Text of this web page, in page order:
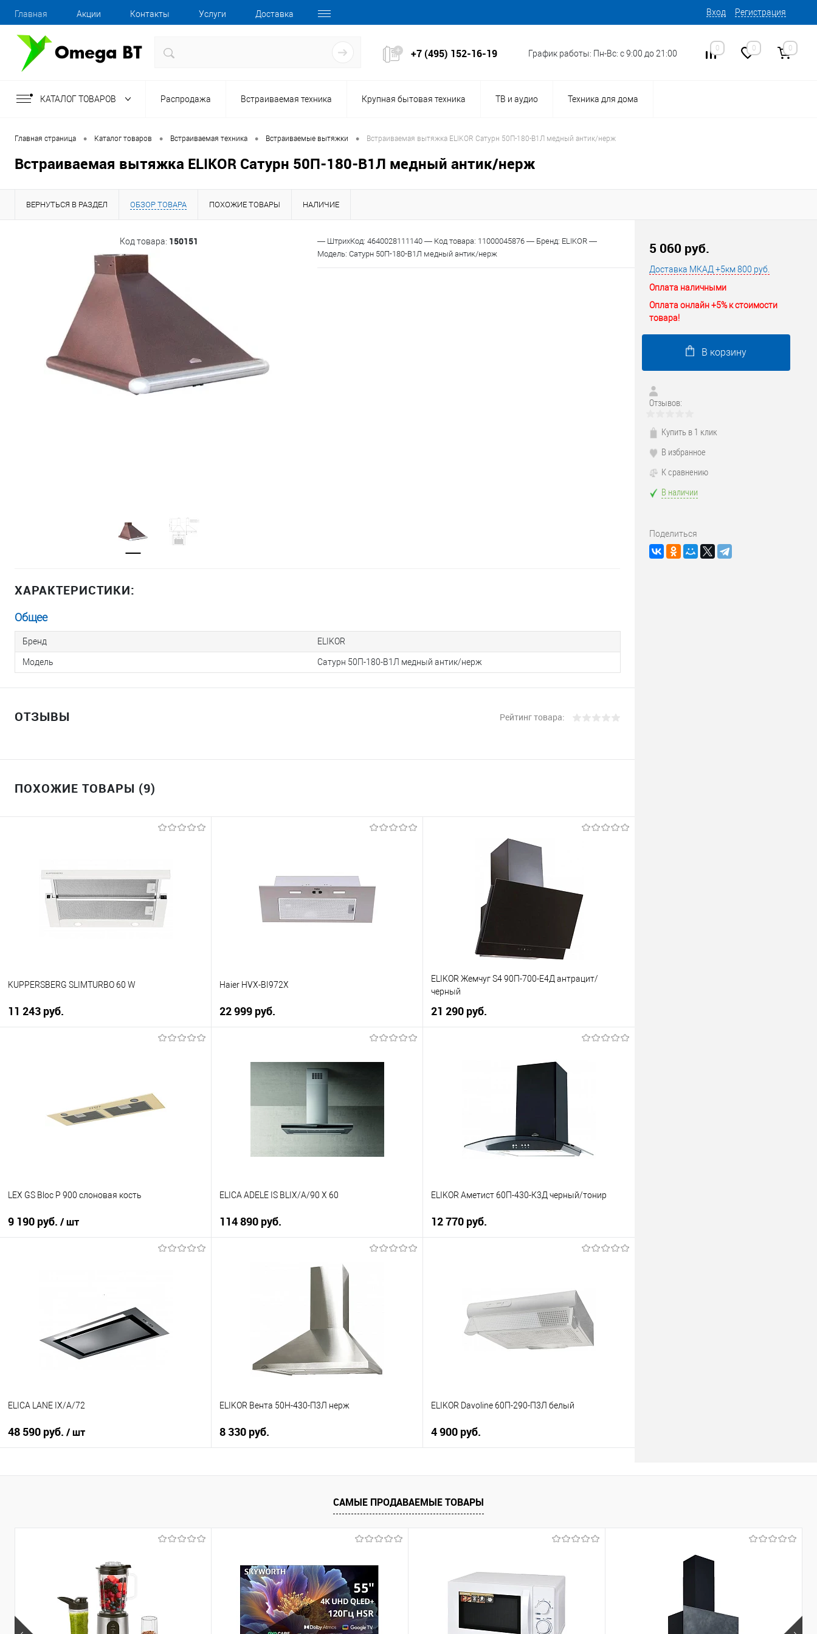
Главная Акции Контакты Услуги Доставка Вход Регистрация
+7 (495) 152-16-19 График работы: Пн-Вс: с 9:00 до 21:00
0 0 0
КАТАЛОГ ТОВАРОВ Распродажа Встраиваемая техника Крупная бытовая техника ТВ и аудио Техника для дома
Главная страница • Каталог товаров • Встраиваемая техника • Встраиваемые вытяжки • Встраиваемая вытяжка ELIKOR Сатурн 50П-180-В1Л медный антик/нерж
Встраиваемая вытяжка ELIKOR Сатурн 50П-180-В1Л медный антик/нерж
ВЕРНУТЬСЯ В РАЗДЕЛ ОБЗОР ТОВАРА ПОХОЖИЕ ТОВАРЫ НАЛИЧИЕ
Код товара: 150151 Код товара:150151
— ШтрихКод: 4640028111140 — Код товара: 11000045876 — Бренд: ELIKOR —
Модель: Сатурн 50П-180-В1Л медный антик/нерж
ХАРАКТЕРИСТИКИ:
Общее
Бренд ELIKOR
Модель Сатурн 50П-180-В1Л медный антик/нерж
ОТЗЫВЫ Рейтинг товара:
ПОХОЖИЕ ТОВАРЫ (9)
KUPPERSBERG SLIMTURBO 60 W
11 243 руб.
В избранное
В наличии
Haier HVX-BI972X
22 999 руб.
Купить в 1 клик
ELIKOR Жемчуг S4 90П-700-Е4Д антрацит/
черный
21 290 руб.
LEX GS Bloc P 900 слоновая кость
9 190 руб. / шт
В наличии
ELICA ADELE IS BLIX/A/90 X 60
114 890 руб.
ELIKOR Аметист 60П-430-К3Д черный/тонир
12 770 руб.
К сравнению
В избранное
Под заказ
ELICA LANE IX/A/72
48 590 руб. / шт
В избранное
ELIKOR Вента 50Н-430-П3Л нерж
8 330 руб.
В избранное
ELIKOR Davoline 60П-290-П3Л белый
4 900 руб.
Купить в 1 клик
К сравнению
В избранное
5 060 руб.
Доставка МКАД +5км 800 руб.
Оплата наличными
Оплата онлайн +5% к стоимости
товара!
В корзину
Отзывов:
Купить в 1 клик
В избранное
К сравнению
В наличии
Поделиться
САМЫЕ ПРОДАВАЕМЫЕ ТОВАРЫ